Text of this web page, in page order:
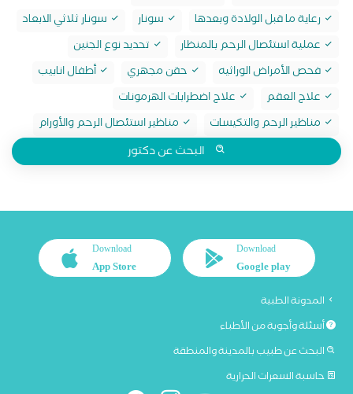
رعاية ما قبل الولادة وبعدها
سونار
سونار ثلاثي الابعاد
عملية استئصال الرحم بالمنظار
تحديد نوع الجنين
فحص الأمراض الوراثيه
حقن مجهري
أطفال انابيب
علاج العقم
علاج اضطرابات الهرمونات
مناظير الرحم والتكيسات
مناظير استئصال الرحم والأورام
البحث عن دكتور
Download
Google play
Download
App Store
المدونة الطبية
أسئلة وأجوبة من الأطباء
البحث عن طبيب بالمدينة والمنطقة
حاسبة السعرات الحرارية